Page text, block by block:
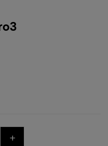
+